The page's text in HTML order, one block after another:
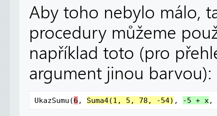
Aby toho nebylo málo,
procedury můžeme
například toto (pro
argument jinou barvou):
UkazSumu(6 , Suma4(1, 5, 78, -54) , -5 + x ,